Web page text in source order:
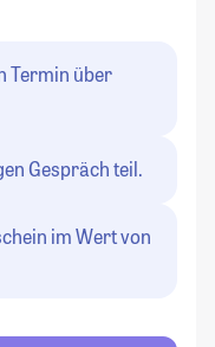
Termin über
Gespräch teil.
im Wert von